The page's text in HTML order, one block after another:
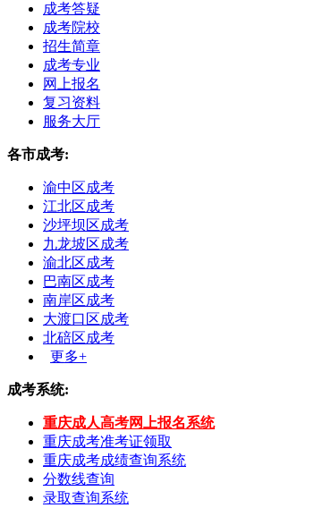
成考答疑
成考院校
招生简章
成考专业
网上报名
复习资料
服务大厅
各市成考:
渝中区成考
江北区成考
沙坪坝区成考
九龙坡区成考
渝北区成考
巴南区成考
南岸区成考
大渡口区成考
北碚区成考
更多+
成考系统:
重庆成人高考网上报名系统
重庆成考准考证领取
重庆成考成绩查询系统
分数线查询
录取查询系统